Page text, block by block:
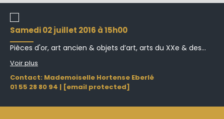
samedi 02 juillet 2016 à 15h00
Pièces d'or, art ancien & objets d’art, arts du XXe & des...
Voir plus
Contact: Mademoiselle Hortense Eberlé
01 55 28 80 94 | [email protected]